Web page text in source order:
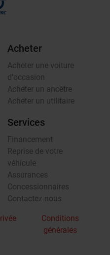
Acheter
Acheter une voiture
d'occasion
Acheter un ancêtre
Acheter un utilitaire
Services
Financement
Reprise de votre
véhicule
Assurances
Concessionnaires
Contactez-nous
Conditions
générales